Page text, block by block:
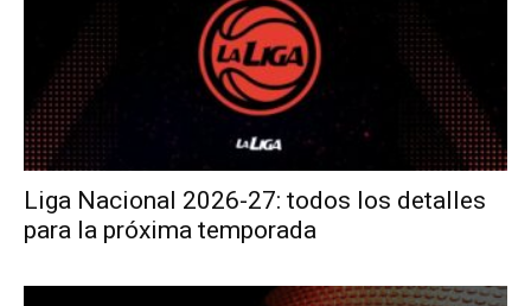
Liga Nacional 2026-27: todos los detalles
para la próxima temporada